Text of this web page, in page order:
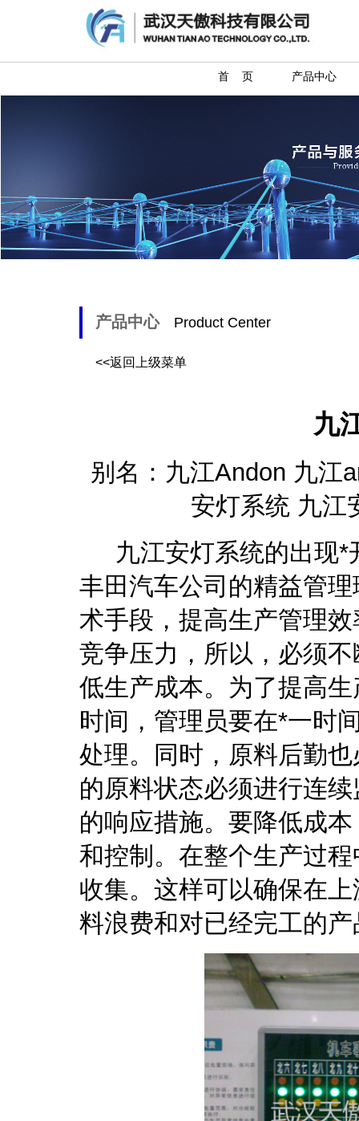
首 页 产品中心
产品中心 Product Center
<<返回上级菜单
九
别名：九江Andon 九江
安灯系统 九江
九江安灯系统的出现*
丰田汽车公司的精益管
术手段，提高生产管理
竞争压力，所以，必须
低生产成本。为了提高
时间，管理员要在*一时
处理。同时，原料后勤
的原料状态必须进行连
的响应措施。要降低成
和控制。在整个生产过
收集。这样可以确保在
料浪费和对已经完工的